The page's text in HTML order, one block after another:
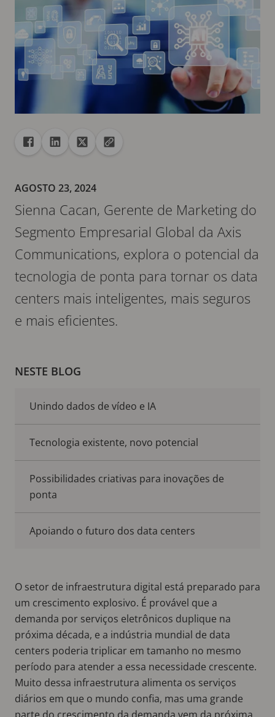
Compartilhar
Compartilhar no Facebook
Compartilhar no Linkedin
Compartilhar no X
Copiar URL para área de transferência
AGOSTO 23, 2024
Sienna Cacan, Gerente de Marketing do
Segmento Empresarial Global da Axis
Communications, explora o potencial da
tecnologia de ponta para tornar os data
centers mais inteligentes, mais seguros
e mais eficientes.
NESTE BLOG
Unindo dados de vídeo e IA
Tecnologia existente, novo potencial
Possibilidades criativas para inovações de
ponta
Apoiando o futuro dos data centers
O setor de infraestrutura digital está preparado para
um crescimento explosivo. É provável que a
demanda por serviços eletrônicos duplique na
próxima década, e a indústria mundial de data
centers poderia triplicar em tamanho no mesmo
período para atender a essa necessidade crescente.
Muito dessa infraestrutura alimenta os serviços
diários em que o mundo confia, mas uma grande
parte do crescimento da demanda vem da próxima